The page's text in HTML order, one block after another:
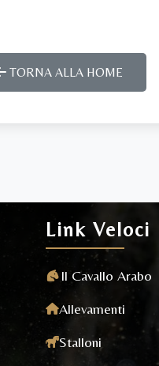
TORNA ALLA HOME
Link Veloci
Il Cavallo Arabo
Allevamenti
Stalloni